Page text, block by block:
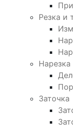
Резка и
Нарезка
Заточка